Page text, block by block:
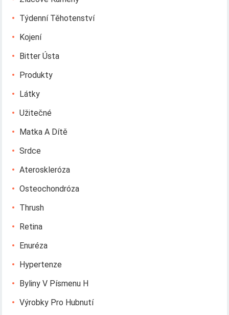
Týdenní Těhotenství
Kojení
Bitter Ústa
Produkty
Látky
Užitečné
Matka A Dítě
Srdce
Ateroskleróza
Osteochondróza
Thrush
Retina
Enuréza
Hypertenze
Byliny V Písmenu H
Výrobky Pro Hubnutí